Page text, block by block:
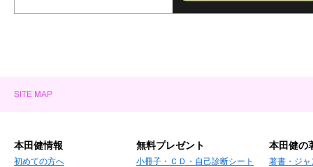
本田健情報
初めての方へ
無料プレゼント
小冊子・ＣＤ・自己診断シート
本田健の
著書・ジャ